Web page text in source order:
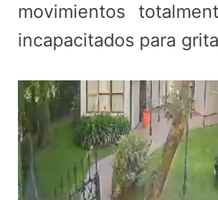
movimientos
incapacitados para
Reproductor
de
video